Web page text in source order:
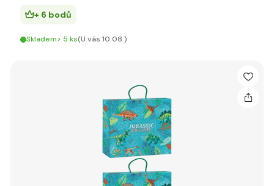
+ 6 bodů
Skladem> 5 ks(U vás 10.08.)